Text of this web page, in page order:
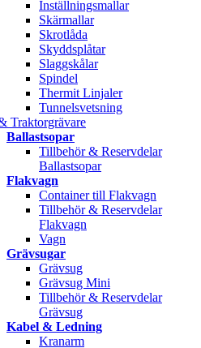
Inställningsmallar
Skärmallar
Skrotlåda
Skyddsplåtar
Slaggskålar
Spindel
Thermit Linjaler
Tunnelsvetsning
Traktorgrävare
Ballastsopar
Tillbehör & Reservdelar
Ballastsopar
Flakvagn
Container till Flakvagn
Tillbehör & Reservdelar
Flakvagn
Vagn
Grävsugar
Grävsug
Grävsug Mini
Tillbehör & Reservdelar
Grävsug
Kabel & Ledning
Kranarm